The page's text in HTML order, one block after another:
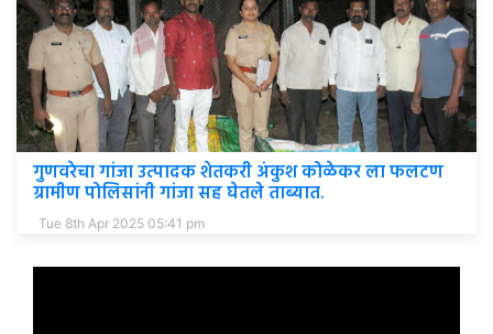
गुणवरेचा गांजा उत्पादक शेतकरी अंकुश कोळेकर ला फलटण
ग्रामीण पोलिसांनी गांजा सह घेतले ताब्यात.
Tue 8th Apr 2025 05:41 pm